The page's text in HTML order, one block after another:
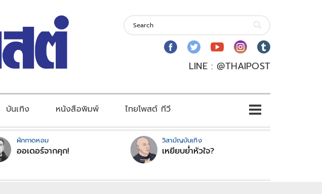
LINE : @THAIPOST
บันเทิง หนังสือพิมพ์ ไทยโพสต์ ทีวี
ผักกาดหอม
ออเดอร์จากคุก!
วิสามัญบันเทิง
เหยียบย่ำหัวใจ?